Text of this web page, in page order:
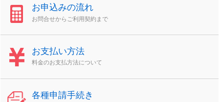
お申込みの流れ
お問合せからご利用契約まで
お支払い方法
料金のお支払方法について
各種申請手続き